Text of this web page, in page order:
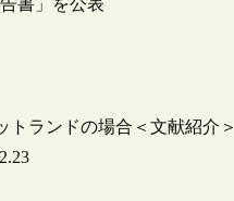
書」を公表
トランドの場合＜文献紹介＞